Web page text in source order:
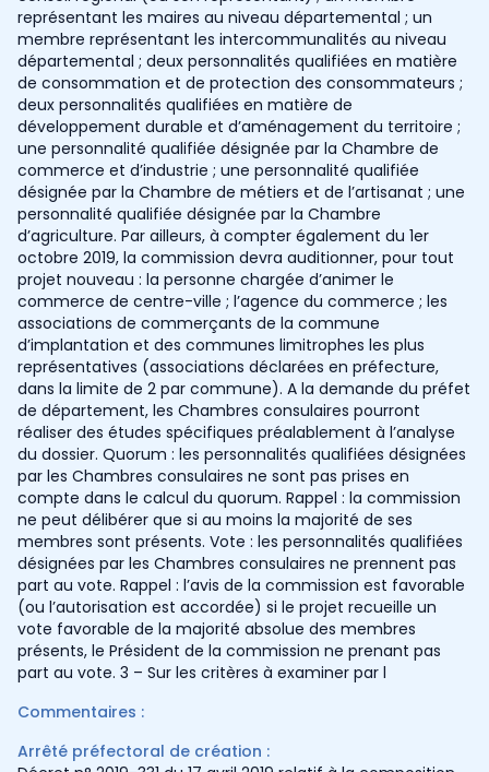
représentant les maires au niveau départemental ; un
membre représentant les intercommunalités au niveau
départemental ; deux personnalités qualifiées en matière
de consommation et de protection des consommateurs ;
deux personnalités qualifiées en matière de
développement durable et d’aménagement du territoire ;
une personnalité qualifiée désignée par la Chambre de
commerce et d’industrie ; une personnalité qualifiée
désignée par la Chambre de métiers et de l’artisanat ; une
personnalité qualifiée désignée par la Chambre
d’agriculture. Par ailleurs, à compter également du 1er
octobre 2019, la commission devra auditionner, pour tout
projet nouveau : la personne chargée d’animer le
commerce de centre-ville ; l’agence du commerce ; les
associations de commerçants de la commune
d’implantation et des communes limitrophes les plus
représentatives (associations déclarées en préfecture,
dans la limite de 2 par commune). A la demande du préfet
de département, les Chambres consulaires pourront
réaliser des études spécifiques préalablement à l’analyse
du dossier. Quorum : les personnalités qualifiées désignées
par les Chambres consulaires ne sont pas prises en
compte dans le calcul du quorum. Rappel : la commission
ne peut délibérer que si au moins la majorité de ses
membres sont présents. Vote : les personnalités qualifiées
désignées par les Chambres consulaires ne prennent pas
part au vote. Rappel : l’avis de la commission est favorable
(ou l’autorisation est accordée) si le projet recueille un
vote favorable de la majorité absolue des membres
présents, le Président de la commission ne prenant pas
part au vote. 3 – Sur les critères à examiner par l
Commentaires :
Arrêté préfectoral de création :